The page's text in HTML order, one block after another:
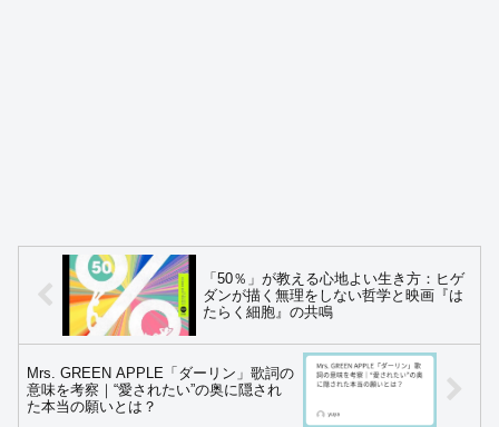
「50％」が教える心地よい生き方：ヒゲ
ダンが描く無理をしない哲学と映画『は
たらく細胞』の共鳴
Mrs. GREEN APPLE「ダーリン」歌詞の
意味を考察｜“愛されたい”の奥に隠され
た本当の願いとは？